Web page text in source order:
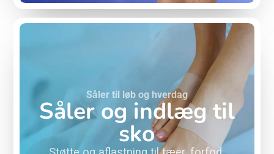
Såler til løb og hverdag
Såler og indlæg til
sko